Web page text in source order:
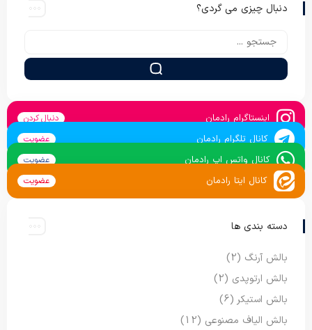
دنبال چیزی می گردی؟
اینستاگرام رادمان دنبال کردن
کانال تلگرام رادمان عضویت
کانال واتس اپ رادمان عضویت
کانال ایتا رادمان عضویت
دسته بندی ها
بالش آرنگ (2)
بالش ارتوپدی (2)
بالش استیکر (6)
بالش الیاف مصنوعی (12)